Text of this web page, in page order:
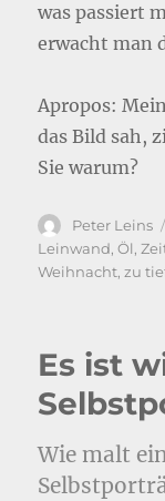
was passiert
erwacht man
Apropos:
das Bild sah,
Sie warum?
Autor
Peter Leins
Leinwand,Öl,
Weihnacht,zu
Es ist
Wie malt